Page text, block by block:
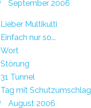
September 2006
Lieber Multikulti
Einfach nur so...
Wort
Störung
31 Tunnel
Tag mit Schutzumschlag
August 2006